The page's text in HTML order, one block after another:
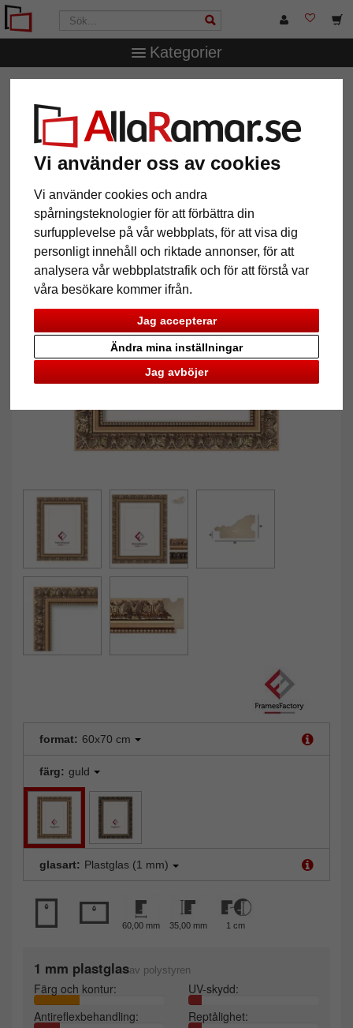
Vi använder oss av cookies
Vi använder cookies och andra
spårningsteknologier för att förbättra din
surfupplevelse på vår webbplats, för att visa dig
personligt innehåll och riktade annonser, för att
analysera vår webbplatstrafik och för att förstå var
våra besökare kommer ifrån.
Jag accepterar
Jag avböjer
Ändra mina inställningar
Kategorier
Marianna
Barockram Marianna
Tillbaka
format: 60x70 cm
färg: guld
glasart: Plastglas (1 mm)
60,00 mm 35,00 mm 1 cm
1 mm plastglasav polystyren
Färg och kontur:
UV-skydd:
Antireflexbehandling:
Reptålighet: